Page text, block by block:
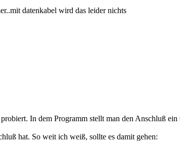
datenkabel wird das leider nichts
In dem Programm stellt man den Anschluß
hat. So weit ich weiß, sollte es damit gehen: